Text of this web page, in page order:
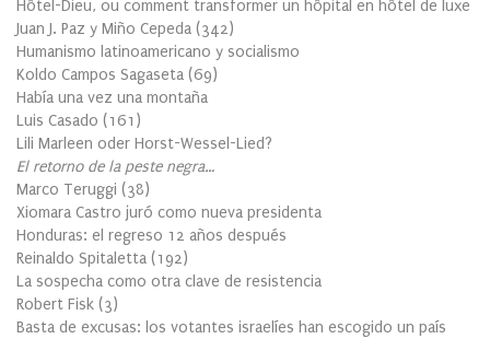
Hôtel-Dieu, ou comment transformer un hôpital en hôtel de luxe
Juan J. Paz y Miño Cepeda (342)
Humanismo latinoamericano y socialismo
Koldo Campos Sagaseta (69)
Había una vez una montaña
Luis Casado (161 )
Lili Marleen oder Horst-Wessel-Lied?
El retorno de la peste negra…
Marco Teruggi (38)
Xiomara Castro juró como nueva presidenta
Honduras: el regreso 12 años después
Reinaldo Spitaletta (192)
La sospecha como otra clave de resistencia
Robert Fisk (3)
Basta de excusas: los votantes israelíes han escogido un país